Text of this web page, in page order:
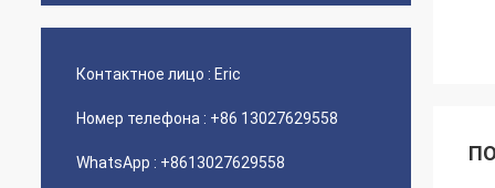
Контактное лицо : Eric
Номер телефона : +86 13027629558
WhatsApp : +8613027629558